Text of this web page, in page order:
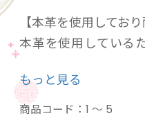
【本革を使用してお
本革を使用している
夫でありながら柔ら
覚も魅力の一つです。
もっと見る
商品コード： 1 ～ 5